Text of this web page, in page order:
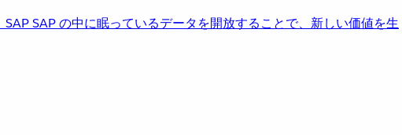
SAPSAP の中に眠っているデータを開放することで、新しい価値を生